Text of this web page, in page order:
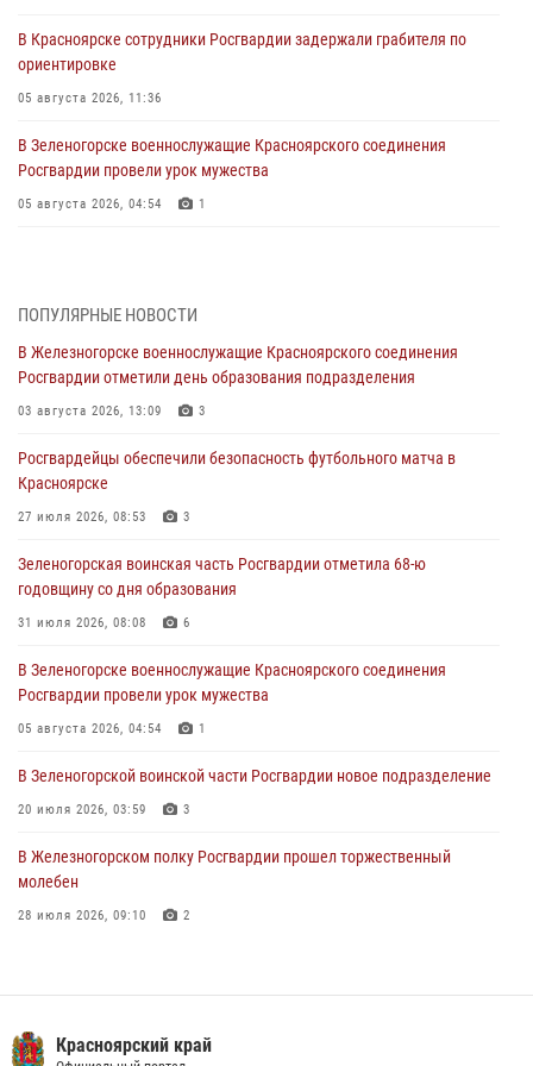
В Красноярске сотрудники Росгвардии задержали грабителя по
ориентировке
05 августа 2026, 11:36
В Зеленогорске военнослужащие Красноярского соединения
Росгвардии провели урок мужества
05 августа 2026, 04:54 1
05 августа 2026, 04:52 1
В Красноярске сотрудники вневедомственной охраны Росгвардии
задержали подозреваемого в серии краж из гипермаркета
04 августа 2026, 09:57
Сотрудники Росгвардии обеспечили общественный порядок во
время проведения экстремального заплыва в Дудинке
04 августа 2026, 08:36
В Красноярске сотрудники Росгвардии задержали подозреваемого
в серии краж из супермаркета
04 августа 2026, 06:50
Военнослужащие Красноярского соединения Росгвардии
познакомили отдыхающих детей с тонкостями РХБ защиты
03 августа 2026, 13:12 2
ПОПУЛЯРНЫЕ НОВОСТИ
В Железногорске военнослужащие Красноярского соединения
Росгвардии отметили день образования подразделения
03 августа 2026, 13:09 3
Росгвардейцы обеспечили безопасность футбольного матча в
Красноярске
27 июля 2026, 08:53 3
Зеленогорская воинская часть Росгвардии отметила 68-ю
годовщину со дня образования
31 июля 2026, 08:08 6
В Зеленогорске военнослужащие Красноярского соединения
Росгвардии провели урок мужества
05 августа 2026, 04:54 1
В Зеленогорской воинской части Росгвардии новое подразделение
20 июля 2026, 03:59 3
В Железногорском полку Росгвардии прошел торжественный
молебен
28 июля 2026, 09:10 2
10 июля 2026, 06:18 4
Военнослужащие Росгвардии железногорской воинской части
Красноярский край